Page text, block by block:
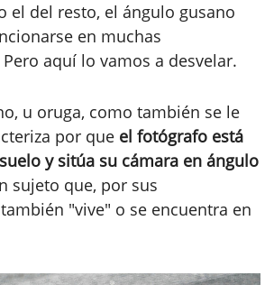
el del resto, el ángulo gusano
en muchas
aquí lo vamos a desvelar.
u oruga, como también se le
por que el fotógrafo está
y sitúa su cámara en ángulo
sujeto que, por sus
"vive" o se encuentra en